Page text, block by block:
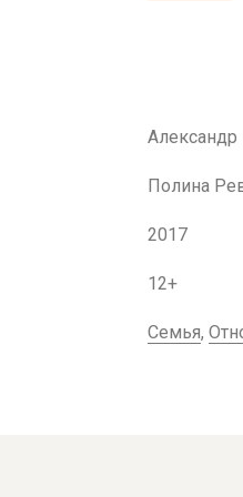
Александр
Полина
2017
12+
Семья,